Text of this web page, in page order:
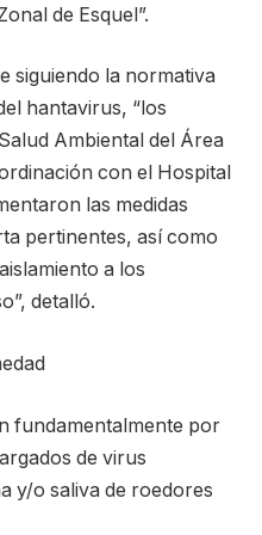
de Esquel”.
siguiendo la normativa
hantavirus, “los
Ambiental del Área
con el Hospital
las medidas
pertinentes, así como
a los
detalló.
fundamentalmente por
de virus
y/o saliva de roedores